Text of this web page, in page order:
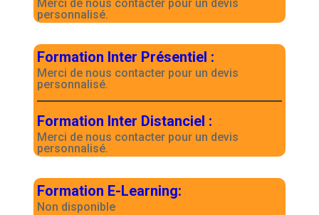
Merci de nous contacter pour un devis
personnalisé.
Formation Inter Présentiel :
Merci de nous contacter pour un devis
personnalisé.
Formation Inter Distanciel :
Merci de nous contacter pour un devis
personnalisé.
Formation E-Learning:
Non disponible